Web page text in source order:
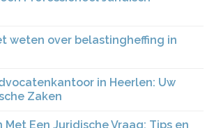
weten over belastingheffing in
in Heerlen: Uw
Zaken
Met Een Juridische Vraag: Tips en